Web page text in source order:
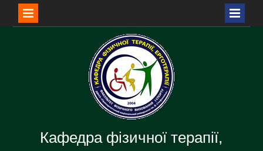
Кафедра фізичної терапії,